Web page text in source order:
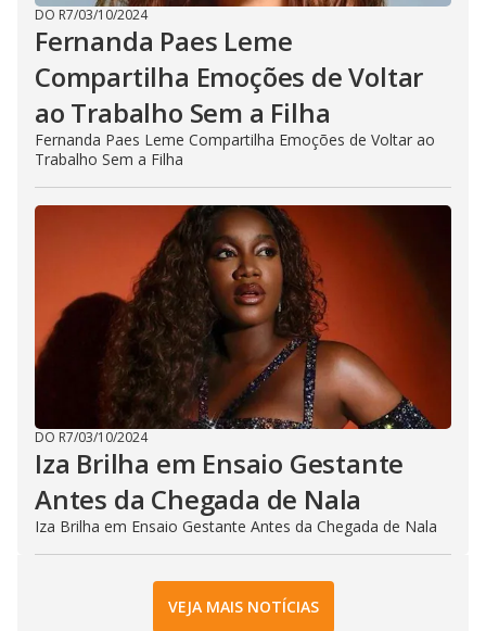
DO R7/03/10/2024
Fernanda Paes Leme
Compartilha Emoções de Voltar
ao Trabalho Sem a Filha
Fernanda Paes Leme Compartilha Emoções de Voltar ao
Trabalho Sem a Filha
DO R7/03/10/2024
Iza Brilha em Ensaio Gestante
Antes da Chegada de Nala
Iza Brilha em Ensaio Gestante Antes da Chegada de Nala
VEJA MAIS NOTÍCIAS